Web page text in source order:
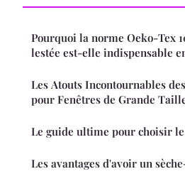
Pourquoi la norme Oeko-Tex
lestée est-elle indispensable
Les Atouts Incontournables
pour Fenêtres de Grande
Le guide ultime pour choisir
Les avantages d'avoir un